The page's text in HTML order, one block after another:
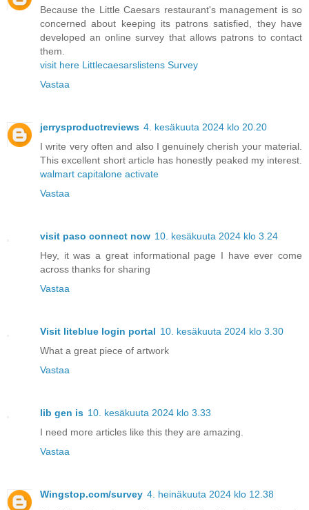
Because the Little Caesars restaurant's management is so
concerned about keeping its patrons satisfied, they have
developed an online survey that allows patrons to contact
them.
visit here Littlecaesarslistens Survey
Vastaa
jerrysproductreviews 4. kesäkuuta 2024 klo 20.20
I write very often and also I genuinely cherish your material.
This excellent short article has honestly peaked my interest.
walmart capitalone activate
Vastaa
visit paso connect now 10. kesäkuuta 2024 klo 3.24
Hey, it was a great informational page I have ever come
across thanks for sharing
Vastaa
Visit liteblue login portal 10. kesäkuuta 2024 klo 3.30
What a great piece of artwork
Vastaa
lib gen is 10. kesäkuuta 2024 klo 3.33
I need more articles like this they are amazing.
Vastaa
Wingstop.com/survey 4. heinäkuuta 2024 klo 12.38